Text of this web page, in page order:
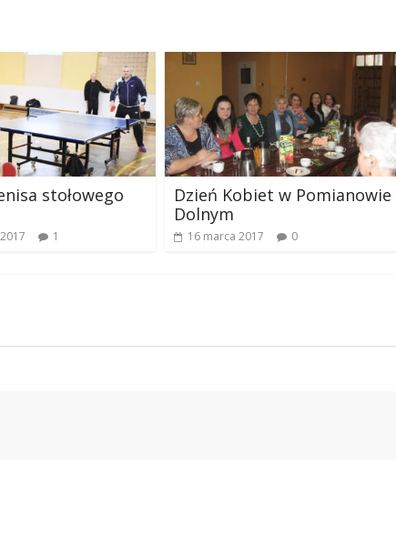
stołowego
1
Dzień Kobiet w Pomianowie
Dolnym
16 marca 2017 0